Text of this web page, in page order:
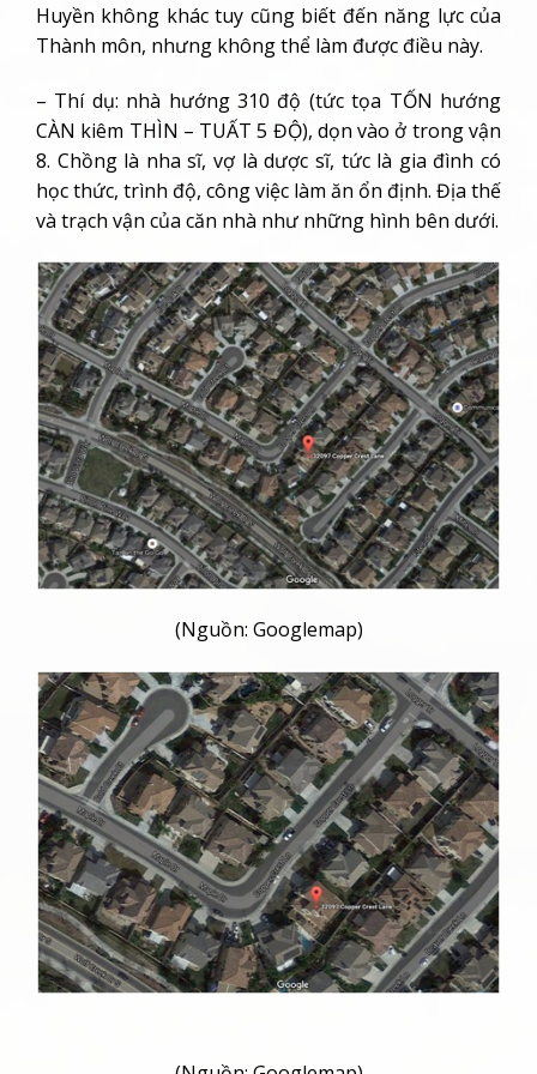
Huyền không khác tuy cũng biết đến năng lực của
Thành môn, nhưng không thể làm được điều này.
– Thí dụ: nhà hướng 310 độ (tức tọa TỐN hướng
CÀN kiêm THÌN – TUẤT 5 ĐỘ), dọn vào ở trong vận
8. Chồng là nha sĩ, vợ là dược sĩ, tức là gia đình có
học thức, trình độ, công việc làm ăn ổn định. Địa thế
và trạch vận của căn nhà như những hình bên dưới.
(Nguồn: Googlemap)